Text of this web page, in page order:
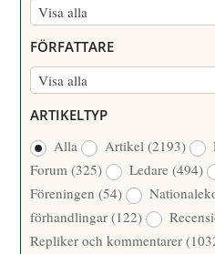
Visa alla
N
M
M
/
Å
R
FÖRFATTARE
Visa alla
R
F
A
T
T
A
ARTIKELTYP
Alla
Artikel(2193)
Forum(325) Ledare(494)
Föreningen(54)
förhandlingar(122)
Repliker och kommentarer